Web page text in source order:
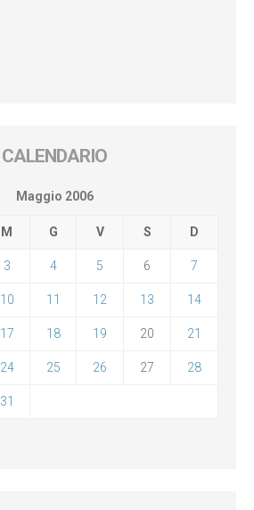
CALENDARIO
Maggio 2006
M G V S D
3 4 5 6 7
10 11 12 13 14
17 18 19 20 21
24 25 26 27 28
31